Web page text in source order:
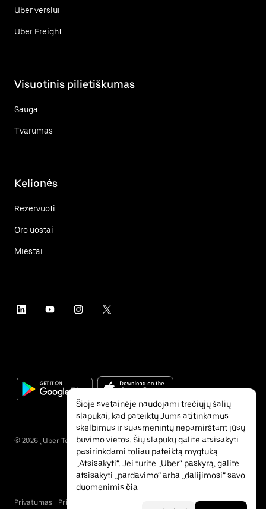
Uber verslui
Uber Freight
Visuotinis pilietiškumas
Sauga
Tvarumas
Kelionės
Rezervuoti
Oro uostai
Miestai
© 2026 „Uber Technologies“ Inc.
Privatumas Pritaikymas neįgaliesiems
Šioje svetainėje naudojami trečiųjų šalių
slapukai, kad pateiktų Jums atitinkamus
skelbimus ir suasmenintų nepamirštant jūsų
buvimo vietos. Šių slapukų galite atsisakyti
pasirinkdami toliau pateiktą mygtuką
„Atsisakyti“. Jei turite „Uber“ paskyrą, galite
atsisakyti „pardavimo“ arba „dalijimosi“ savo
duomenimis čia